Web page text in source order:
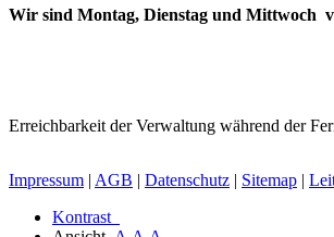
Wir sind Montag, Dienstag und Mittwoch
Erreichbarkeit der Verwaltung während der
Impressum | AGB | Datenschutz | Sitemap |
Kontrast